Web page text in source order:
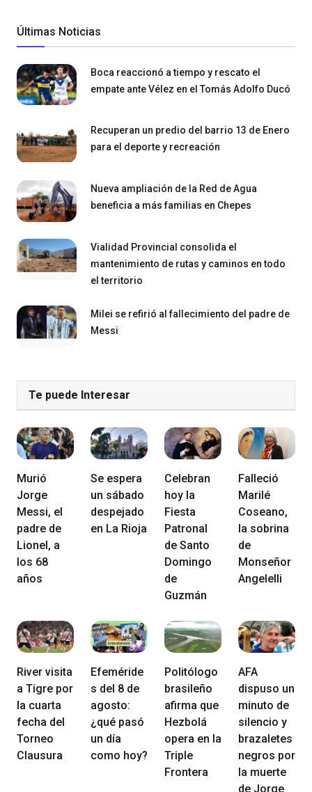
Últimas Noticias
Boca reaccionó a tiempo y rescato el
empate ante Vélez en el Tomás Adolfo Ducó
Recuperan un predio del barrio 13 de Enero
para el deporte y recreación
Nueva ampliación de la Red de Agua
beneficia a más familias en Chepes
Vialidad Provincial consolida el
mantenimiento de rutas y caminos en todo
el territorio
Milei se refirió al fallecimiento del padre de
Messi
Te puede Interesar
Murió
Jorge
Messi, el
padre de
Lionel, a
los 68
años
Se espera
un sábado
despejado
en La Rioja
Celebran
hoy la
Fiesta
Patronal
de Santo
Domingo
de
Guzmán
Falleció
Marilé
Coseano,
la sobrina
de
Monseñor
Angelelli
River visita
a Tigre por
la cuarta
fecha del
Torneo
Clausura
Efeméride
s del 8 de
agosto:
¿qué pasó
un día
como hoy?
Politólogo
brasileño
afirma que
Hezbolá
opera en la
Triple
Frontera
AFA
dispuso un
minuto de
silencio y
brazaletes
negros por
la muerte
de Jorge